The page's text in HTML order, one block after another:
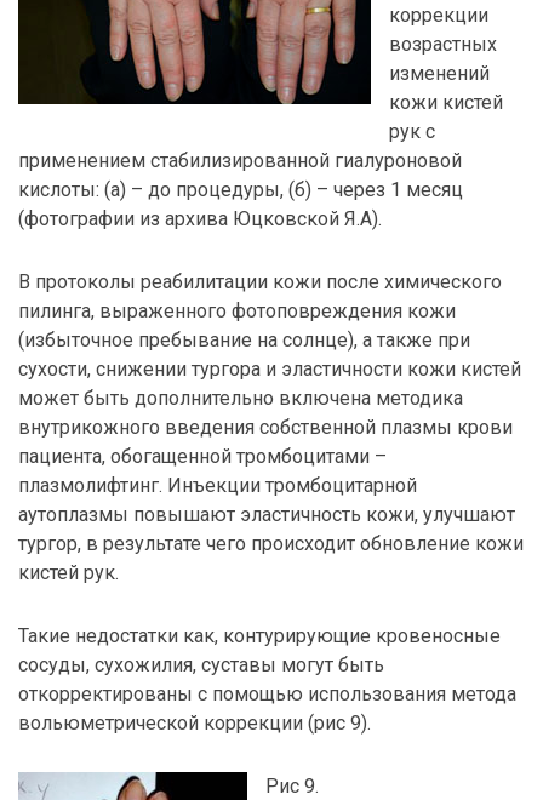
коррекции
возрастных
изменений
кожи кистей
рук с
применением стабилизированной гиалуроновой
кислоты: (а) – до процедуры, (б) – через 1 месяц
(фотографии из архива Юцковской Я.А).
В протоколы реабилитации кожи после химического
пилинга, выраженного фотоповреждения кожи
(избыточное пребывание на солнце), а также при
сухости, снижении тургора и эластичности кожи кистей
может быть дополнительно включена методика
внутрикожного введения собственной плазмы крови
пациента, обогащенной тромбоцитами –
плазмолифтинг. Инъекции тромбоцитарной
аутоплазмы повышают эластичность кожи, улучшают
тургор, в результате чего происходит обновление кожи
кистей рук.
Такие недостатки как, контурирующие кровеносные
сосуды, сухожилия, суставы могут быть
откорректированы с помощью использования метода
вольюметрической коррекции (рис 9).
Рис 9.